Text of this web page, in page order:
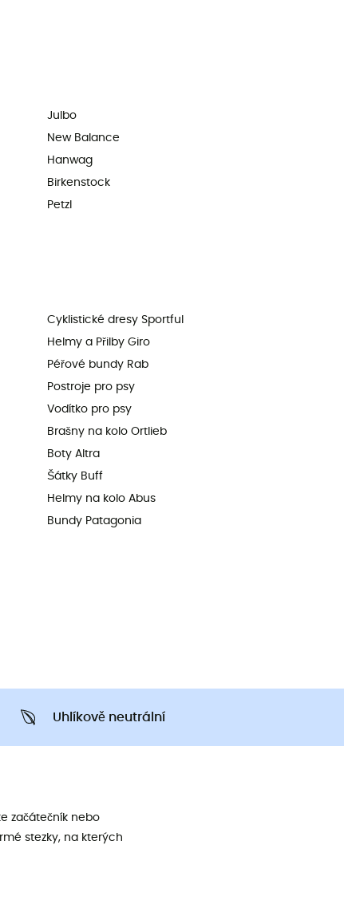
Julbo
New Balance
Hanwag
Birkenstock
Petzl
Cyklistické dresy Sportful
Helmy a Přilby Giro
Péřové bundy Rab
Postroje pro psy
Vodítko pro psy
Brašny na kolo Ortlieb
Boty Altra
Šátky Buff
Helmy na kolo Abus
Bundy Patagonia
Uhlíkově neutrální
začátečník nebo
stezky, na kterých